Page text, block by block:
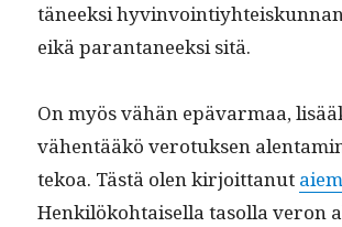
täneek­si
eikä paran­ta­neek­si sitä.
On myös vähän epä­var­maa,
vähen­tääkö vero­tuk­sen
tekoa. Tästä olen kir­joit­tanut
Henkilöko­htaisel­la tasol­la veron